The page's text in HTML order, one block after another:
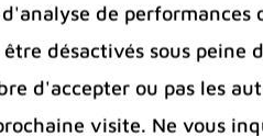
Bijoux
de performances
désactivés sous peine
d'accepter ou pas les
visite. Ne vous